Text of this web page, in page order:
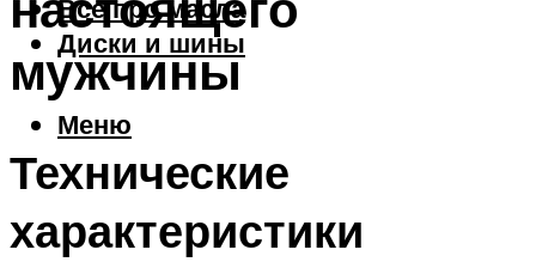
Все про масла
Диски и шины
Меню
мужчины
Технические
характеристики